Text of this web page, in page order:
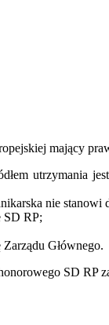
mający
nie stanowi
SD RP;
Zarządu Głównego.
SD RP